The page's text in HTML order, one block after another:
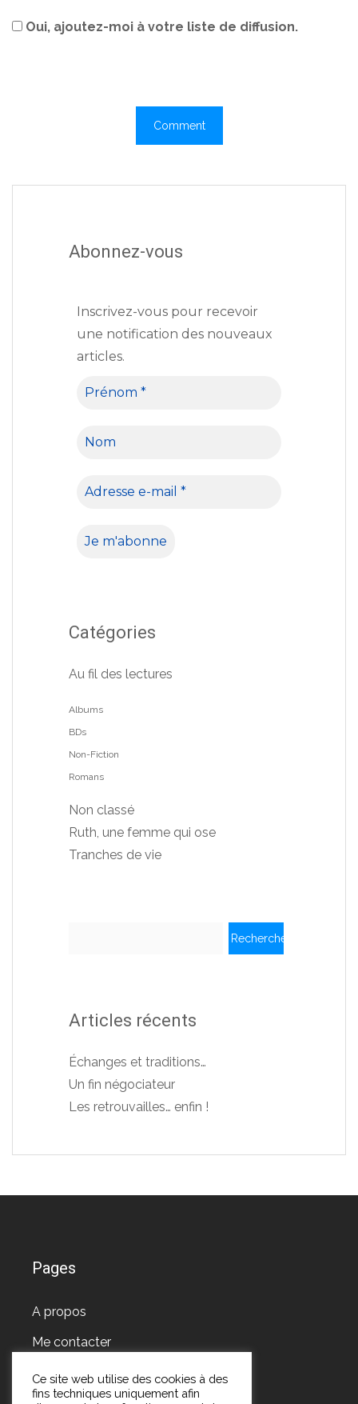
Oui, ajoutez-moi à votre liste de diffusion.
Abonnez-vous
Inscrivez-vous pour recevoir
une notification des nouveaux
articles.
Catégories
Au fil des lectures
Albums
BDs
Non-Fiction
Romans
Non classé
Ruth, une femme qui ose
Tranches de vie
Articles récents
Échanges et traditions…
Un fin négociateur
Les retrouvailles… enfin !
Pages
A propos
Me contacter
Ce site web utilise des cookies à des
fins techniques uniquement afin